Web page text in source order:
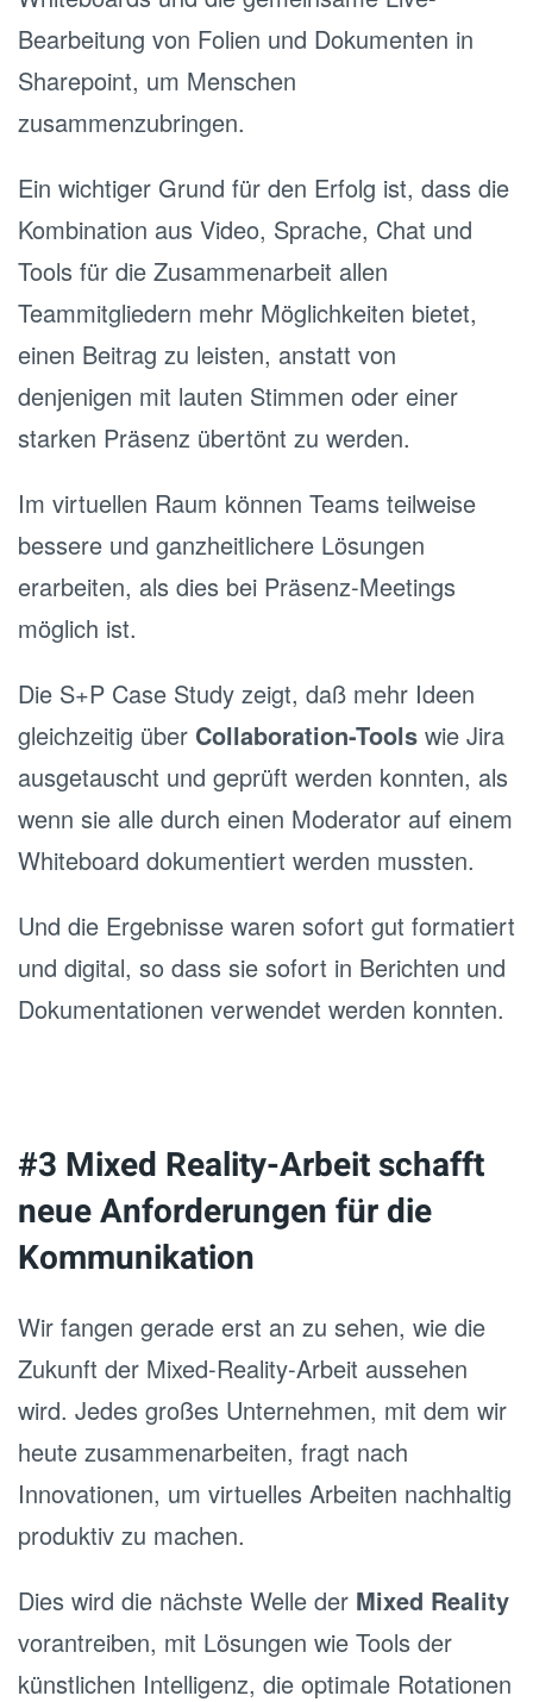
Bearbeitung von Folien und Dokumenten in
Sharepoint, um Menschen
zusammenzubringen.
Ein wichtiger Grund für den Erfolg ist, dass die
Kombination aus Video, Sprache, Chat und
Tools für die Zusammenarbeit allen
Teammitgliedern mehr Möglichkeiten bietet,
einen Beitrag zu leisten, anstatt von
denjenigen mit lauten Stimmen oder einer
starken Präsenz übertönt zu werden.
Im virtuellen Raum können Teams teilweise
bessere und ganzheitlichere Lösungen
erarbeiten, als dies bei Präsenz-Meetings
möglich ist.
Die S+P Case Study zeigt, daß mehr Ideen
gleichzeitig über Collaboration-Tools wie Jira
ausgetauscht und geprüft werden konnten, als
wenn sie alle durch einen Moderator auf einem
Whiteboard dokumentiert werden mussten.
Und die Ergebnisse waren sofort gut formatiert
und digital, so dass sie sofort in Berichten und
Dokumentationen verwendet werden konnten.
#3 Mixed Reality-Arbeit schafft
neue Anforderungen für die
Kommunikation
Wir fangen gerade erst an zu sehen, wie die
Zukunft der Mixed-Reality-Arbeit aussehen
wird. Jedes großes Unternehmen, mit dem wir
heute zusammenarbeiten, fragt nach
Innovationen, um virtuelles Arbeiten nachhaltig
produktiv zu machen.
Dies wird die nächste Welle der Mixed Reality
vorantreiben, mit Lösungen wie Tools der
künstlichen Intelligenz, die optimale Rotationen